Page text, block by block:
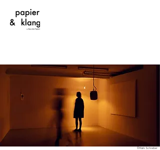
©Mark Schreiber